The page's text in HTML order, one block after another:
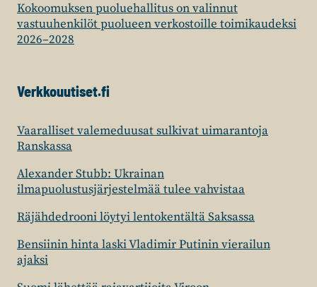
Kokoomuksen puoluehallitus on valinnut
vastuuhenkilöt puolueen verkostoille toimikaudeksi
2026–2028
Verkkouutiset.fi
Vaaralliset valemeduusat sulkivat uimarantoja
Ranskassa
Alexander Stubb: Ukrainan
ilmapuolustusjärjestelmää tulee vahvistaa
Räjähdedrooni löytyi lentokentältä Saksassa
Bensiinin hinta laski Vladimir Putinin vierailun
ajaksi